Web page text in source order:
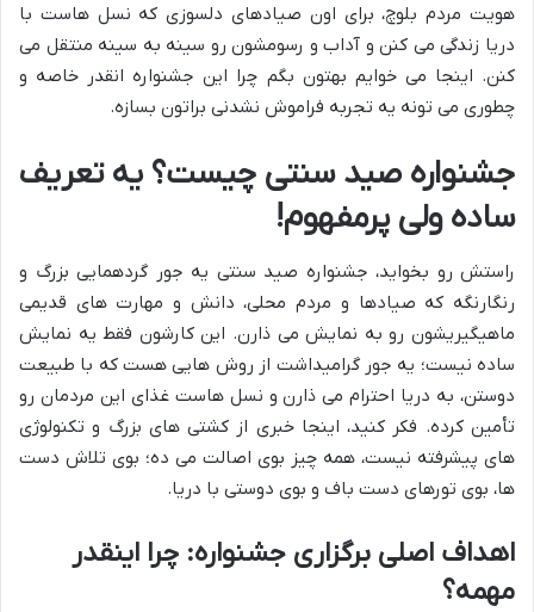
هویت مردم بلوچ، برای اون صیادهای دلسوزی که نسل هاست با
دریا زندگی می کنن و آداب و رسومشون رو سینه به سینه منتقل می
کنن. اینجا می خوایم بهتون بگم چرا این جشنواره انقدر خاصه و
چطوری می تونه یه تجربه فراموش نشدنی براتون بسازه.
جشنواره صید سنتی چیست؟ یه تعریف
ساده ولی پرمفهوم!
راستش رو بخواید، جشنواره صید سنتی یه جور گردهمایی بزرگ و
رنگارنگه که صیادها و مردم محلی، دانش و مهارت های قدیمی
ماهیگیریشون رو به نمایش می ذارن. این کارشون فقط یه نمایش
ساده نیست؛ یه جور گرامیداشت از روش هایی هست که با طبیعت
دوستن، به دریا احترام می ذارن و نسل هاست غذای این مردمان رو
تأمین کرده. فکر کنید، اینجا خبری از کشتی های بزرگ و تکنولوژی
های پیشرفته نیست، همه چیز بوی اصالت می ده؛ بوی تلاش دست
ها، بوی تورهای دست باف و بوی دوستی با دریا.
اهداف اصلی برگزاری جشنواره: چرا اینقدر
مهمه؟